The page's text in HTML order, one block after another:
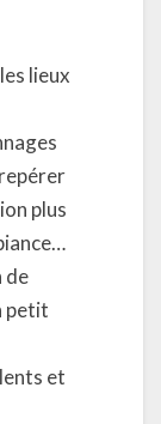
lieux
plus
de
petit
et